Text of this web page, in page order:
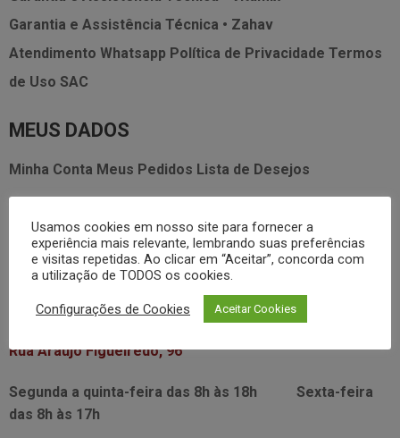
Garantia e Assistência Técnica • Zahav
Atendimento Whatsapp Política de Privacidade Termos
de Uso SAC
MEUS DADOS
Minha Conta Meus Pedidos Lista de Desejos
FALE CONOSCO
3338.2628
foodservice@dayhome.com.br
Atendimento Whatsapp
VISITE NOSSO SHOWRROM:
Rua Araújo Figueiredo, 96
Segunda a quinta-feira das 8h às 18h
Sexta-feira
das 8h às 17h
Usamos cookies em nosso site para fornecer a
experiência mais relevante, lembrando suas preferências
e visitas repetidas. Ao clicar em “Aceitar”, concorda com
a utilização de TODOS os cookies.
Configurações de Cookies Aceitar Cookies